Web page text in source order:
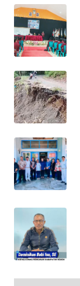
SIBARAGAS
NEWS
SIANTAR
NEWS
METRO
NEWS
METRO
JAKARTA
KRT
NEWS